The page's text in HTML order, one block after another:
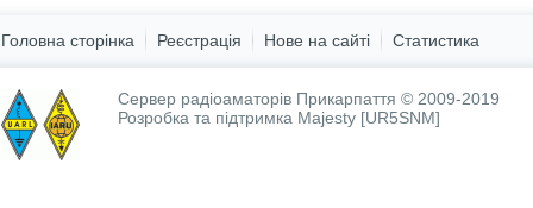
Головна сторінка Реєстрація Нове на сайті Статистика
Сервер радіоаматорів Прикарпаття © 2009-2019
Розробка та підтримка Majesty [UR5SNM]